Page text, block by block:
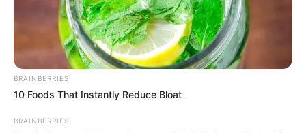
BRAINBERRIES
10 Foods That Instantly Reduce Bloat
BRAINBERRIES